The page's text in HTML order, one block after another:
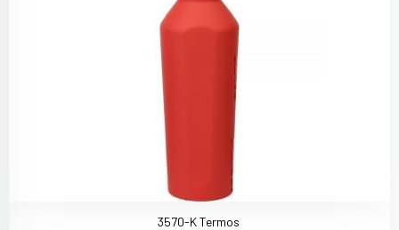
3570-K Termos